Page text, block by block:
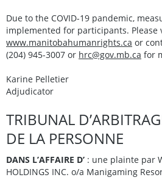
Due to the COVID-19 pandemic,
implemented for participants. Please
www.manitobahumanrights.ca or
(204) 945-3007 or hrc@gov.mb.ca for
Karine Pelletier
Adjudicator
TRIBUNAL
DE LA PERSONNE
DANS L’AFFAIRE D’ : une plainte par
HOLDINGS INC. o/a Manigaming